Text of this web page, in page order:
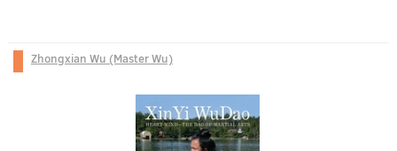
Zhongxian Wu (Master Wu)